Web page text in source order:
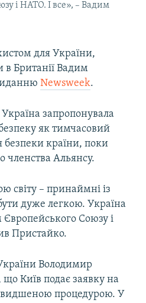
і НАТО. І все», – Вадим
для України,
в Британії Вадим
Newsweek.
запропонувала
як тимчасовий
безпеки країни, поки
членства Альянсу.
світу – принаймні із
дуже легкою. Україна
Союзу і
Пристайко.
Володимир
Київ подає заявку на
процедурою. У